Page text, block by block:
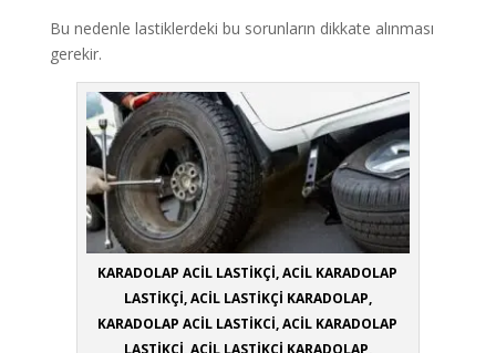
Bu nedenle lastiklerdeki bu sorunların dikkate alınması
gerekir.
KARADOLAP ACİL LASTİKÇİ, ACİL KARADOLAP
LASTİKÇİ, ACİL LASTİKÇİ KARADOLAP,
KARADOLAP ACİL LASTİKCİ, ACİL KARADOLAP